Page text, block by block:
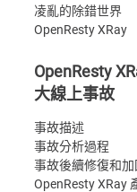
凌亂的除錯世界
OpenResty XRay
OpenResty
大線上事故
事故描述
事故分析過程
事故後續修復和加
OpenResty XRay